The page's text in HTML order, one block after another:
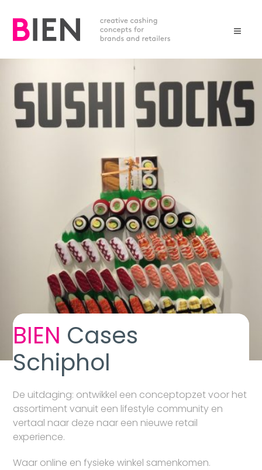
BIEN Cases
Schiphol
De uitdaging: ontwikkel een conceptopzet voor het
assortiment vanuit een lifestyle community en
vertaal naar deze naar een nieuwe retail
experience.
Waar online en fysieke winkel samenkomen.